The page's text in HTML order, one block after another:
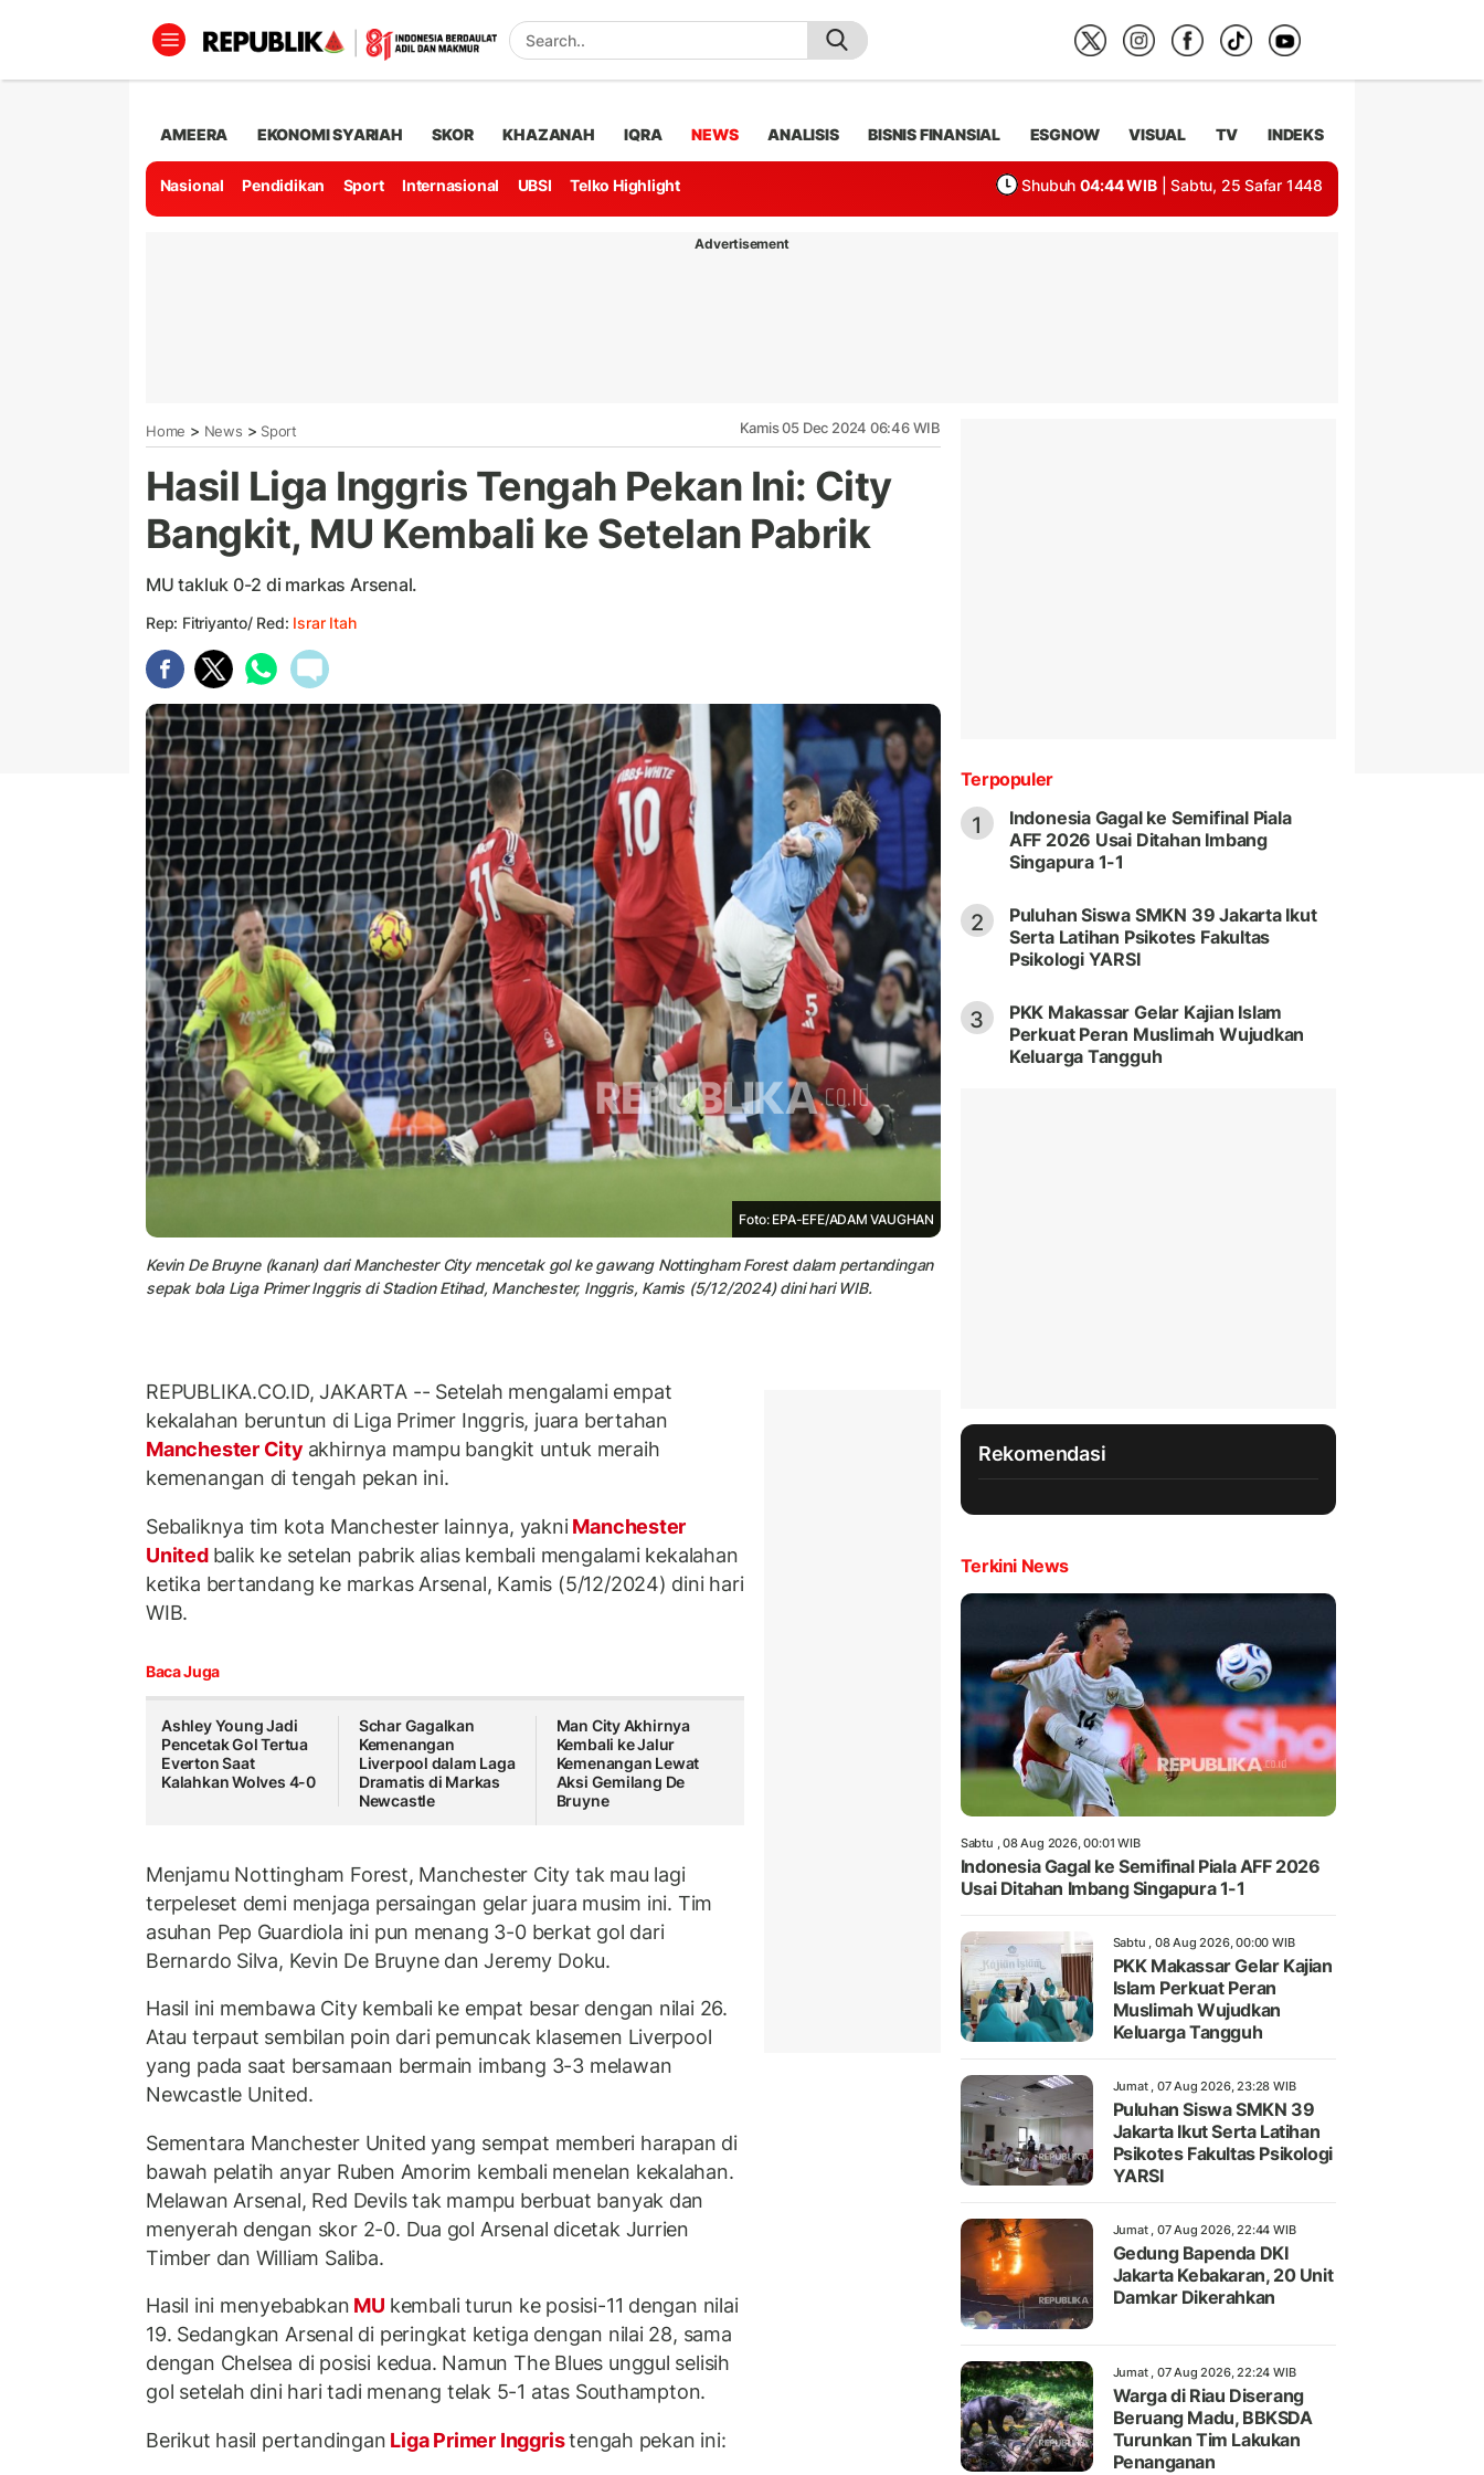
AMEERA EKONOMI SYARIAH SKOR KHAZANAH IQRA NEWS ANALISIS BISNIS FINANSIAL ESGNOW VISUAL TV INDEKS
Nasional Pendidikan Sport Internasional UBSI Telko Highlight Shubuh 04:44 WIB | Sabtu, 25 Safar 1448
Advertisement
Home > News > Sport Kamis 05 Dec 2024 06:46 WIB
Hasil Liga Inggris Tengah Pekan Ini: City
Bangkit, MU Kembali ke Setelan Pabrik
MU takluk 0-2 di markas Arsenal.
Rep: Fitriyanto/ Red: Israr Itah
Foto: EPA-EFE/ADAM VAUGHAN
Kevin De Bruyne (kanan) dari Manchester City mencetak gol ke gawang Nottingham Forest dalam pertandingan
sepak bola Liga Primer Inggris di Stadion Etihad, Manchester, Inggris, Kamis (5/12/2024) dini hari WIB.
REPUBLIKA.CO.ID, JAKARTA -- Setelah mengalami empat
kekalahan beruntun di Liga Primer Inggris, juara bertahan
Manchester City akhirnya mampu bangkit untuk meraih
kemenangan di tengah pekan ini.
Sebaliknya tim kota Manchester lainnya, yakniManchester
United balik ke setelan pabrik alias kembali mengalami kekalahan
ketika bertandang ke markas Arsenal, Kamis (5/12/2024) dini hari
WIB.
Baca Juga
Ashley Young Jadi
Pencetak Gol Tertua
Everton Saat
Kalahkan Wolves 4-0
Schar Gagalkan
Kemenangan
Liverpool dalam Laga
Dramatis di Markas
Newcastle
Man City Akhirnya
Kembali ke Jalur
Kemenangan Lewat
Aksi Gemilang De
Bruyne
Menjamu Nottingham Forest, Manchester City tak mau lagi
terpeleset demi menjaga persaingan gelar juara musim ini. Tim
asuhan Pep Guardiola ini pun menang 3-0 berkat gol dari
Bernardo Silva, Kevin De Bruyne dan Jeremy Doku.
Hasil ini membawa City kembali ke empat besar dengan nilai 26.
Atau terpaut sembilan poin dari pemuncak klasemen Liverpool
yang pada saat bersamaan bermain imbang 3-3 melawan
Newcastle United.
Sementara Manchester United yang sempat memberi harapan di
bawah pelatih anyar Ruben Amorim kembali menelan kekalahan.
Melawan Arsenal, Red Devils tak mampu berbuat banyak dan
menyerah dengan skor 2-0. Dua gol Arsenal dicetak Jurrien
Timber dan William Saliba.
Hasil ini menyebabkan MU kembali turun ke posisi-11 dengan nilai
19. Sedangkan Arsenal di peringkat ketiga dengan nilai 28, sama
dengan Chelsea di posisi kedua. Namun The Blues unggul selisih
gol setelah dini hari tadi menang telak 5-1 atas Southampton.
Berikut hasil pertandingan Liga Primer Inggristengah pekan ini:
Terpopuler
1
Indonesia Gagal ke Semifinal Piala
AFF 2026 Usai Ditahan Imbang
Singapura 1-1
2
Puluhan Siswa SMKN 39 Jakarta Ikut
Serta Latihan Psikotes Fakultas
Psikologi YARSI
3
PKK Makassar Gelar Kajian Islam
Perkuat Peran Muslimah Wujudkan
Keluarga Tangguh
Rekomendasi
Terkini News
Sabtu , 08 Aug 2026, 00:01 WIB
Indonesia Gagal ke Semifinal Piala AFF 2026
Usai Ditahan Imbang Singapura 1-1
Sabtu , 08 Aug 2026, 00:00 WIB
PKK Makassar Gelar Kajian
Islam Perkuat Peran
Muslimah Wujudkan
Keluarga Tangguh
Jumat , 07 Aug 2026, 23:28 WIB
Puluhan Siswa SMKN 39
Jakarta Ikut Serta Latihan
Psikotes Fakultas Psikologi
YARSI
Jumat , 07 Aug 2026, 22:44 WIB
Gedung Bapenda DKI
Jakarta Kebakaran, 20 Unit
Damkar Dikerahkan
Jumat , 07 Aug 2026, 22:24 WIB
Warga di Riau Diserang
Beruang Madu, BBKSDA
Turunkan Tim Lakukan
Penanganan